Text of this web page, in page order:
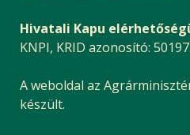
Hivatali Kapu
KNPI, KRID azonosító:
A weboldal az
készült.